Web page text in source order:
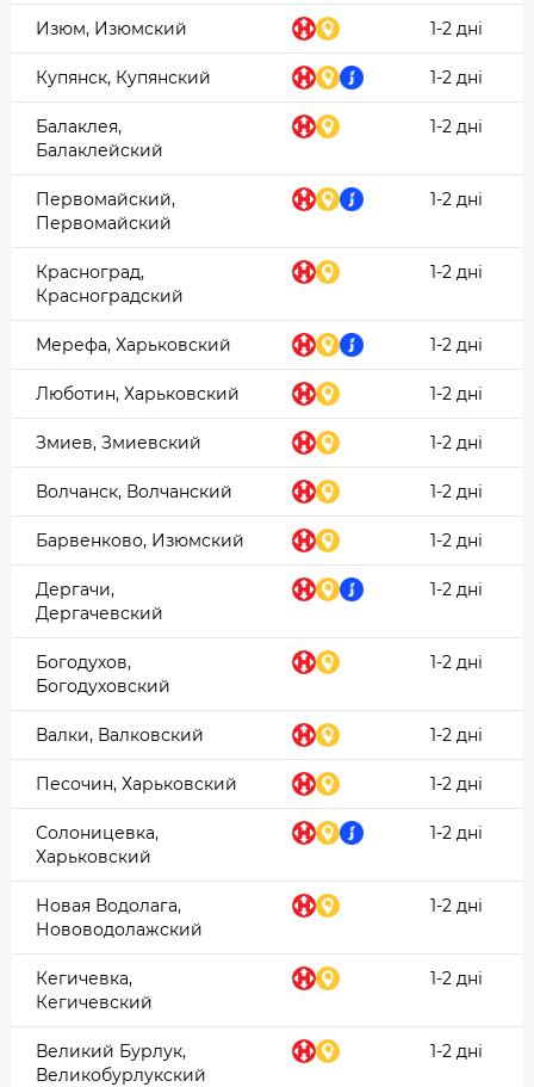
Изюм, Изюмский 1-2 дні
Купянск, Купянский 1-2 дні
Балаклея,
Балаклейский
1-2 дні
Первомайский,
Первомайский
1-2 дні
Красноград,
Красноградский
1-2 дні
Мерефа, Харьковский 1-2 дні
Люботин, Харьковский 1-2 дні
Змиев, Змиевский 1-2 дні
Волчанск, Волчанский 1-2 дні
Барвенково, Изюмский 1-2 дні
Дергачи,
Дергачевский
1-2 дні
Богодухов,
Богодуховский
1-2 дні
Валки, Валковский 1-2 дні
Песочин, Харьковский 1-2 дні
Солоницевка,
Харьковский
1-2 дні
Новая Водолага,
Нововодолажский
1-2 дні
Кегичевка,
Кегичевский
1-2 дні
Великий Бурлук,
Великобурлукский
1-2 дні